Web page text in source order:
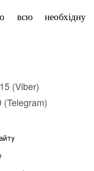
всю необхідну
(Viber)